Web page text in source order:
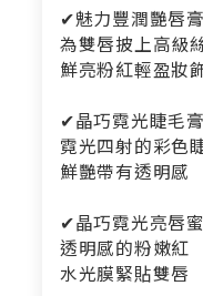
✔魅力豐潤艷唇
為雙唇披上高級
鮮亮粉紅輕盈妝
✔晶巧霓光睫毛膏
霓光四射的彩色
鮮艷帶有透明感
✔晶巧霓光亮唇蜜
透明感的粉嫩紅
水光膜緊貼雙唇